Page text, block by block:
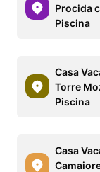
Procida
Piscina
Casa
Torre
Piscina
Casa